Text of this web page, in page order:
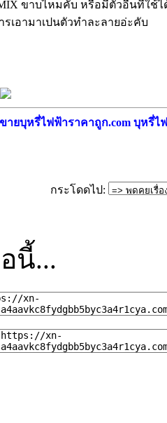
ขาบไหมคับ หรือมีตัวอื่นที่ใช้
รเอามาเปนตัวทำละลายอ่ะคับ
ายบุหรี่ไฟฟ้าราคาถูก.com บุหรี่ไ
กระโดดไป:
นี้...